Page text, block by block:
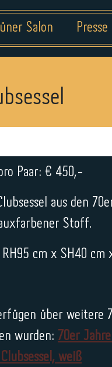
Salon
Paar: € 450,-
aus den
Stoff.
RH95 cm x SH40 cm
über weitere
wurden: 70er
weiß